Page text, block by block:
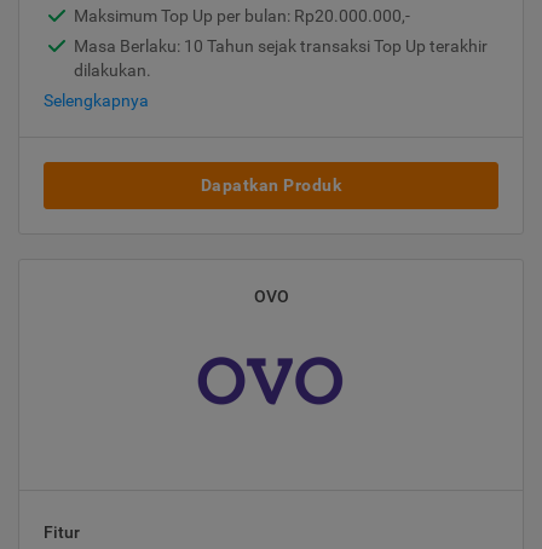
Maksimum Top Up per bulan: Rp20.000.000,-
Masa Berlaku: 10 Tahun sejak transaksi Top Up terakhir
dilakukan.
Selengkapnya
Dapatkan Produk
OVO
Fitur